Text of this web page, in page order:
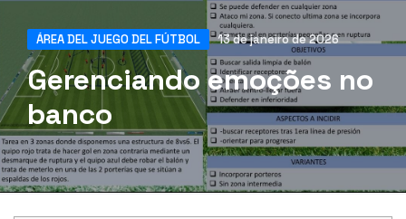
ÁREA DEL JUEGO DEL FÚTBOL 13 de janeiro de 2026
Gerenciando emoções no
banco